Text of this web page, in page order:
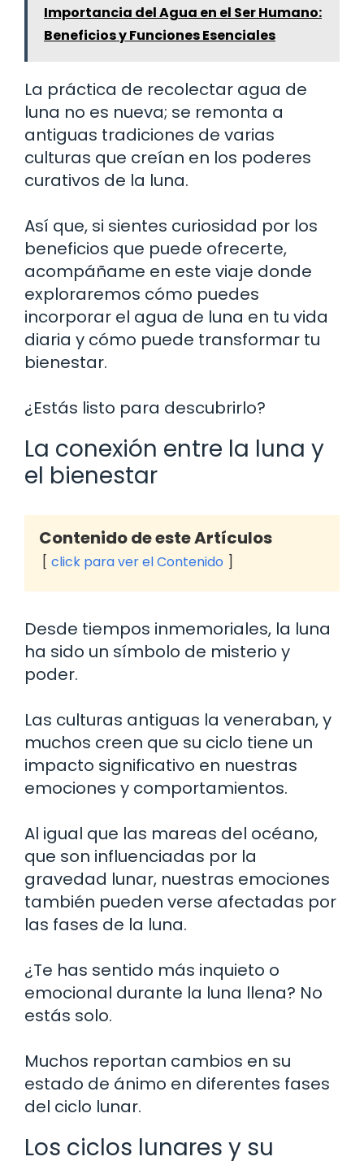
Importancia del Agua en el Ser Humano:
Beneficios y Funciones Esenciales
La práctica de recolectar agua de
luna no es nueva; se remonta a
antiguas tradiciones de varias
culturas que creían en los poderes
curativos de la luna.
Así que, si sientes curiosidad por los
beneficios que puede ofrecerte,
acompáñame en este viaje donde
exploraremos cómo puedes
incorporar el agua de luna en tu vida
diaria y cómo puede transformar tu
bienestar.
¿Estás listo para descubrirlo?
La conexión entre la luna y
el bienestar
Contenido de este Artículos
click para ver el Contenido
Desde tiempos inmemoriales, la luna
ha sido un símbolo de misterio y
poder.
Las culturas antiguas la veneraban, y
muchos creen que su ciclo tiene un
impacto significativo en nuestras
emociones y comportamientos.
Al igual que las mareas del océano,
que son influenciadas por la
gravedad lunar, nuestras emociones
también pueden verse afectadas por
las fases de la luna.
¿Te has sentido más inquieto o
emocional durante la luna llena? No
estás solo.
Muchos reportan cambios en su
estado de ánimo en diferentes fases
del ciclo lunar.
Los ciclos lunares y su